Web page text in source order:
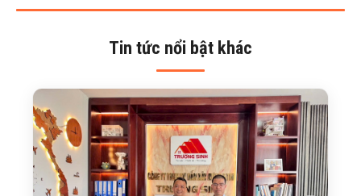
Tin tức nổi bật khác